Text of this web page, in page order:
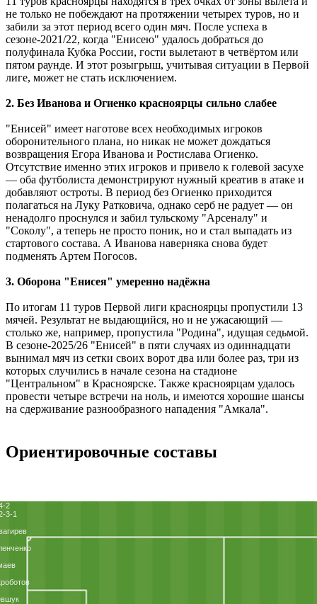
не только не побеждают на протяжении четырех туров, но и
забили за этот период всего один мяч. После успеха в
сезоне-2021/22, когда "Енисею" удалось добраться до
полуфинала Кубка России, гости вылетают в четвёртом или
пятом раунде. И этот розыгрыш, учитывая ситуации в Первой
лиге, может не стать исключением.
2. Без Иванова и Огиенко красноярцы сильно слабее
"Енисей" имеет наготове всех необходимых игроков
оборонительного плана, но никак не может дождаться
возвращения Егора Иванова и Ростислава Огиенко.
Отсутствие именно этих игроков и привело к голевой засухе
— оба футболиста демонстрируют нужный креатив в атаке и
добавляют остроты. В период без Огиенко приходится
полагаться на Луку Ратковича, однако серб не радует — он
ненадолго проснулся и забил тульскому "Арсеналу" и
"Соколу", а теперь не просто поник, но и стал выпадать из
стартового состава. А Иванова наверняка снова будет
подменять Артем Погосов.
3. Оборона "Енисея" умеренно надёжна
По итогам 11 туров Первой лиги красноярцы пропустили 13
мячей. Результат не выдающийся, но и не ужасающий —
столько же, например, пропустила "Родина", идущая седьмой.
В сезоне-2025/26 "Енисей" в пяти случаях из одиннадцати
вынимал мяч из сетки своих ворот два или более раз, три из
которых случились в начале сезона на стадионе
"Центральном" в Красноярске. Также красноярцам удалось
провести четыре встречи на ноль, и имеются хорошие шансы
на сдерживание разнообразного нападения "Амкала".
Ориентировочные составы
2
3-1